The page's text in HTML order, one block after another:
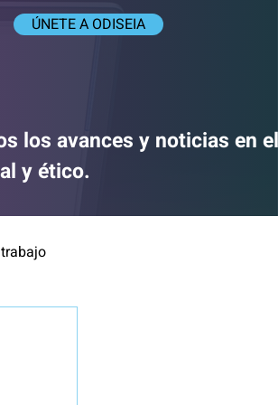
ÚNETE A ODISEIA
los avances y noticias en
y ético.